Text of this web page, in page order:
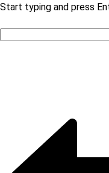
Start typing and press